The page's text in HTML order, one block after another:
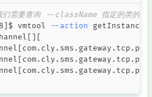
们需要查询 --className 指定的类的
] $ vmtool --action
[ ] [
[
[
[